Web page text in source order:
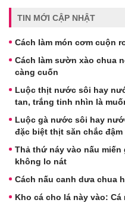
TIN MỚI CẬP NHẬT
Cách làm món cơm cuộn
Cách làm sườn xào chua
càng cuốn
Luộc thịt nước sôi hay
tan, trắng tinh nhìn là
Luộc gà nước sôi hay
đặc biệt thịt săn chắc đậm
Thả thứ náy vào nấu
không lo nát
Cách nấu canh dưa chua
Kho cá cho lá này vào: